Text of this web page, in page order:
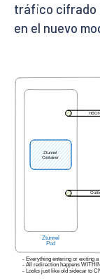
tráfico cifrado
en el nuevo